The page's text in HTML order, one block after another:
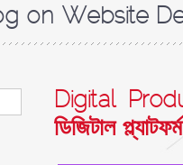
on Website
Digital
ডিজিটাল